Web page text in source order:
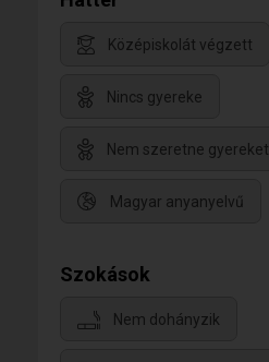
Középiskolát végzett
Nincs gyereke
Nem szeretne gyereket
Magyar anyanyelvű
Szokások
Nem dohányzik